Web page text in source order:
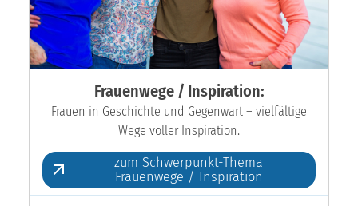
Frauenwege / Inspiration:
Frauen in Geschichte und Gegenwart – vielfältige
Wege voller Inspiration.
zum Schwerpunkt-Thema
Frauenwege / Inspiration